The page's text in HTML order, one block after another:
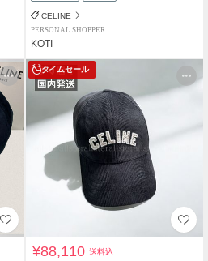
CELINE
PERSONAL SHOPPER
KOTI
タイムセール
¥88,110送料込